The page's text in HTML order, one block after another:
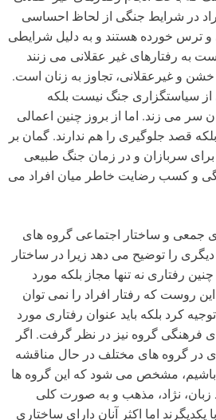
در شرایط جنگی از لحاظ احساسی
و ترس خورده هستند و به دلیل شرایطی
به رفتارهای غیر عقلانی می زنند
خشن و غیرعقلانی، تجاوز به زنان است.
از سیاستگزاری جنگ نیست بلکه
سر می زند. اما از بروز چنین اعمالی
قصد جلوگیری را هم ندارند. گمان بر
سربازان و در زمان جنگ طبیعی
و کسب رضایت خاطر میان افراد می
جمعی و ساختار اجتماعی گروه های
دیگری را توضیح می دهد زیرا در ساختار
رفتاری نه تنها مجاز بلکه مورد
روست که رفتار افراد را نمی توان
کرد بلکه باید عنوان رفتاری مورد
فرهنگی گروه نیز در نظر گرفت. اگر
در گروه های مختلف در حال مناقشه
باشیم، مشخص می شود که این گروه ها
زبان، نژاد، مذهب و به صورت کلی
اما اکثر آنان دارای ساختاری